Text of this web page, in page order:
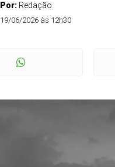
Por: Redação
19/06/2026 às 12h30